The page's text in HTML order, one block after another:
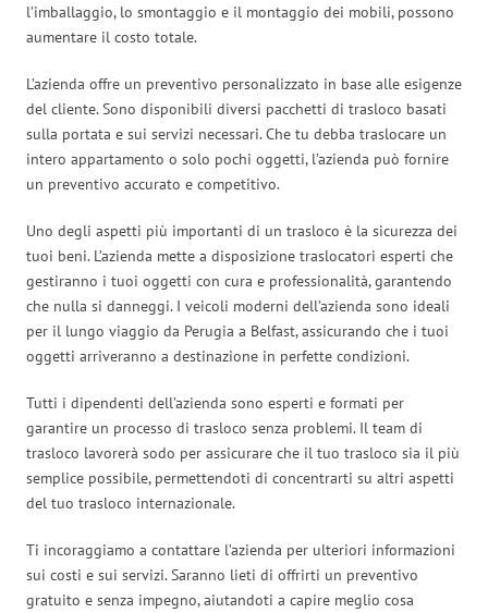
l’imballaggio, lo smontaggio e il montaggio dei mobili, possono
aumentare il costo totale.
L’azienda offre un preventivo personalizzato in base alle esigenze
del cliente. Sono disponibili diversi pacchetti di trasloco basati
sulla portata e sui servizi necessari. Che tu debba traslocare un
intero appartamento o solo pochi oggetti, l’azienda può fornire
un preventivo accurato e competitivo.
Uno degli aspetti più importanti di un trasloco è la sicurezza dei
tuoi beni. L’azienda mette a disposizione traslocatori esperti che
gestiranno i tuoi oggetti con cura e professionalità, garantendo
che nulla si danneggi. I veicoli moderni dell’azienda sono ideali
per il lungo viaggio da Perugia a Belfast, assicurando che i tuoi
oggetti arriveranno a destinazione in perfette condizioni.
Tutti i dipendenti dell’azienda sono esperti e formati per
garantire un processo di trasloco senza problemi. Il team di
trasloco lavorerà sodo per assicurare che il tuo trasloco sia il più
semplice possibile, permettendoti di concentrarti su altri aspetti
del tuo trasloco internazionale.
Ti incoraggiamo a contattare l’azienda per ulteriori informazioni
sui costi e sui servizi. Saranno lieti di offrirti un preventivo
gratuito e senza impegno, aiutandoti a capire meglio cosa